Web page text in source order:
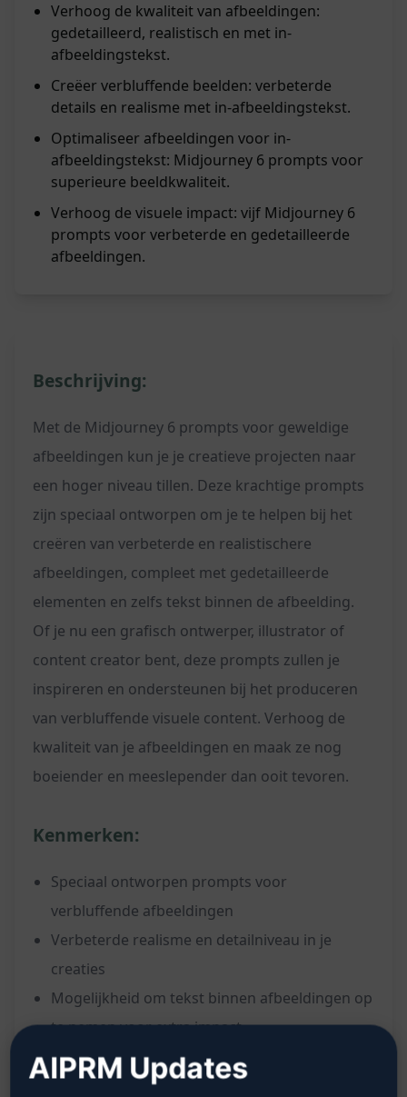
Verhoog de kwaliteit van afbeeldingen:
gedetailleerd, realistisch en met in-
afbeeldingstekst.
Creëer verbluffende beelden: verbeterde
details en realisme met in-afbeeldingstekst.
Optimaliseer afbeeldingen voor in-
afbeeldingstekst: Midjourney 6 prompts voor
superieure beeldkwaliteit.
Verhoog de visuele impact: vijf Midjourney 6
prompts voor verbeterde en gedetailleerde
afbeeldingen.
Beschrijving:
Met de Midjourney 6 prompts voor geweldige
afbeeldingen kun je je creatieve projecten naar
een hoger niveau tillen. Deze krachtige prompts
zijn speciaal ontworpen om je te helpen bij het
creëren van verbeterde en realistischere
afbeeldingen, compleet met gedetailleerde
elementen en zelfs tekst binnen de afbeelding.
Of je nu een grafisch ontwerper, illustrator of
content creator bent, deze prompts zullen je
inspireren en ondersteunen bij het produceren
van verbluffende visuele content. Verhoog de
kwaliteit van je afbeeldingen en maak ze nog
boeiender en meeslepender dan ooit tevoren.
Kenmerken:
Speciaal ontworpen prompts voor
verbluffende afbeeldingen
Verbeterde realisme en detailniveau in je
creaties
Mogelijkheid om tekst binnen afbeeldingen op
te nemen voor extra impact
Ondersteuning voor verschillende creatieve
projecten en toepassingen
AIPRM Updates